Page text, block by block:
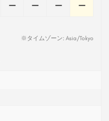
ー ー ー ー
※タイムゾーン: Asia/Tokyo